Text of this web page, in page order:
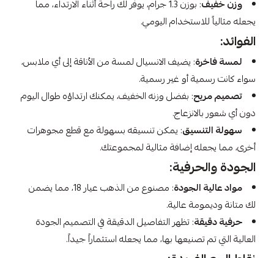
وزن خفيف
: بوزن 1.3 جرام، يوفر لك راحة أثناء الارتداء، مما
يجعله مثالياً للاستخدام اليومي.
الفوائد:
لمسة فاخرة: يضيف الانسيال لمسة من الأناقة إلى أي ملابس،
سواء كانت رسمية أو غير رسمية.
تصميم مريح: بفضل وزنه الخفيف، يمكنك ارتداؤه طوال اليوم
دون أي شعور بالانزعاج.
سهولة التنسيق: يمكن تنسيقه بسهولة مع قطع مجوهرات
أخرى، مما يجعله إضافة مثالية لمجموعتك.
الجودة والحرفية:
مواد عالية الجودة
: مصنوع من الذهب عيار 18، مما يضمن
لك متانة وديمومة عالية.
حرفية دقيقة: تظهر التفاصيل الدقيقة في التصميم الجودة
العالية التي تم تصنيعها بها، مما يجعله استثماراً جيداً.